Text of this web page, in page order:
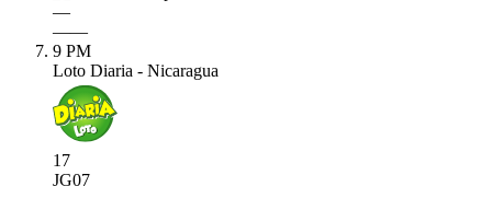
—
——
9 PM
Loto Diaria - Nicaragua
17
JG07